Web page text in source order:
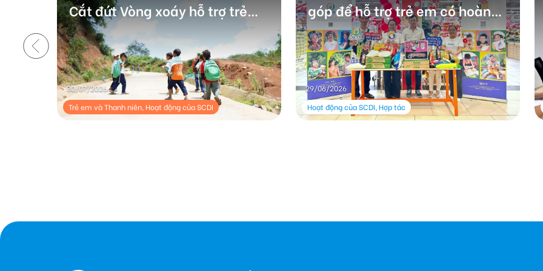
Cắt đứt Vòng xoáy hỗ trợ trẻ
đến trường
30/07/2026
Trẻ em và Thanh niên, Hoạt động của SCDI
góp để hỗ trợ trẻ em có hoàn
cảnh khó khăn
29/06/2026
Hoạt động của SCDI, Hợp tác